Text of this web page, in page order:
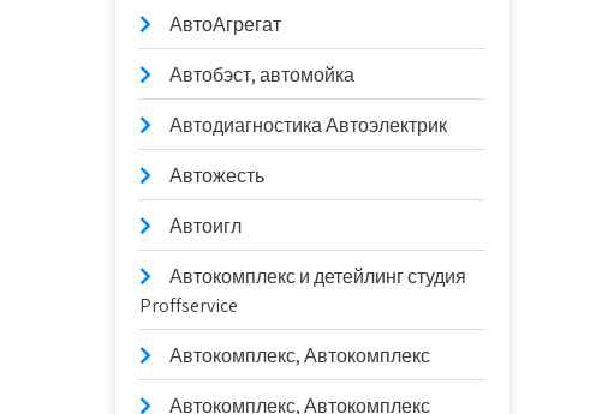
АвтоАгрегат
Автобэст, автомойка
Автодиагностика Автоэлектрик
Автожесть
Автоигл
Автокомплекс и детейлинг студия
Proffservice
Автокомплекс, Автокомплекс
Автокомплекс, Автокомплекс